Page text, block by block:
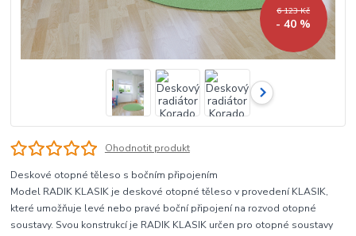
6 123 Kč
- 40 %
Ohodnotit produkt
Deskové otopné těleso s bočním připojením
Model RADIK KLASIK je deskové otopné těleso v provedení KLASIK,
které umožňuje levé nebo pravé boční připojení na rozvod otopné
soustavy. Svou konstrukcí je RADIK KLASIK určen pro otopné soustavy